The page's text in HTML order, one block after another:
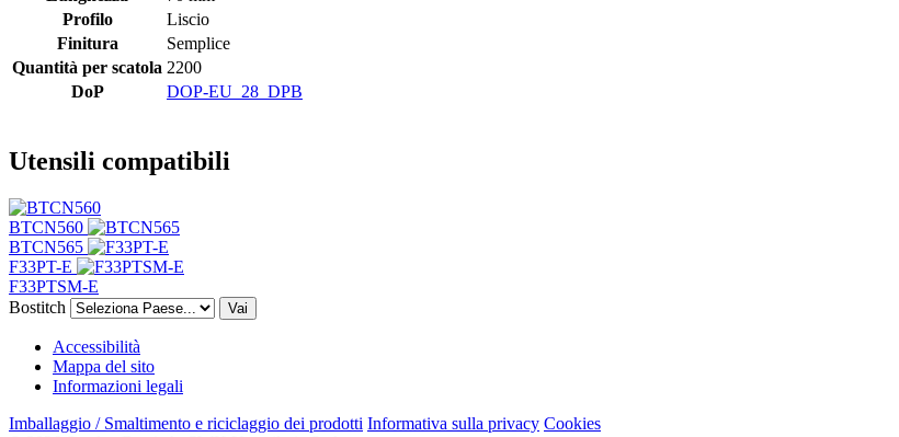
Profilo
Liscio
Finitura
Semplice
Quantità per scatola 2200
DoP
DOP-EU_28_DPB
Utensili compatibili
BTCN560
BTCN565
F33PT-E
F33PTSM-E
Bostitch
Vai
Accessibilità
Mappa del sito
Informazioni legali
Imballaggio / Smaltimento e riciclaggio dei prodotti Informativa sulla privacy Cookies